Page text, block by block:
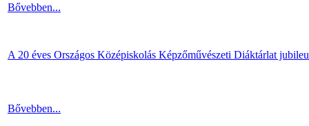
Bővebben...
A 20 éves Országos Középiskolás Képzőművészeti Diáktárlat
Bővebben...